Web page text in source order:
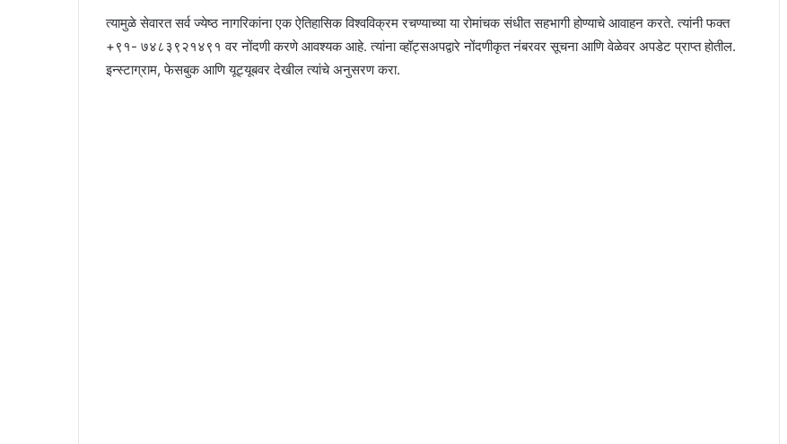
त्यामुळे सेवारत सर्व ज्येष्ठ नागरिकांना एक ऐतिहासिक विश्‍वविक्रम रचण्याच्या या रोमांचक संधीत सहभागी होण्याचे आवाहन करते. त्यांनी फक्त
+९१- ७४८३९२१४९१ वर नोंदणी करणे आवश्यक आहे. त्यांना व्हॉट्‍सअपद्वारे नोंदणीकृत नंबरवर सूचना आणि वेळेवर अपडेट प्राप्त होतील.
इन्स्टाग्राम, फेसबुक आणि यूट्यूबवर देखील त्यांचे अनुसरण करा.